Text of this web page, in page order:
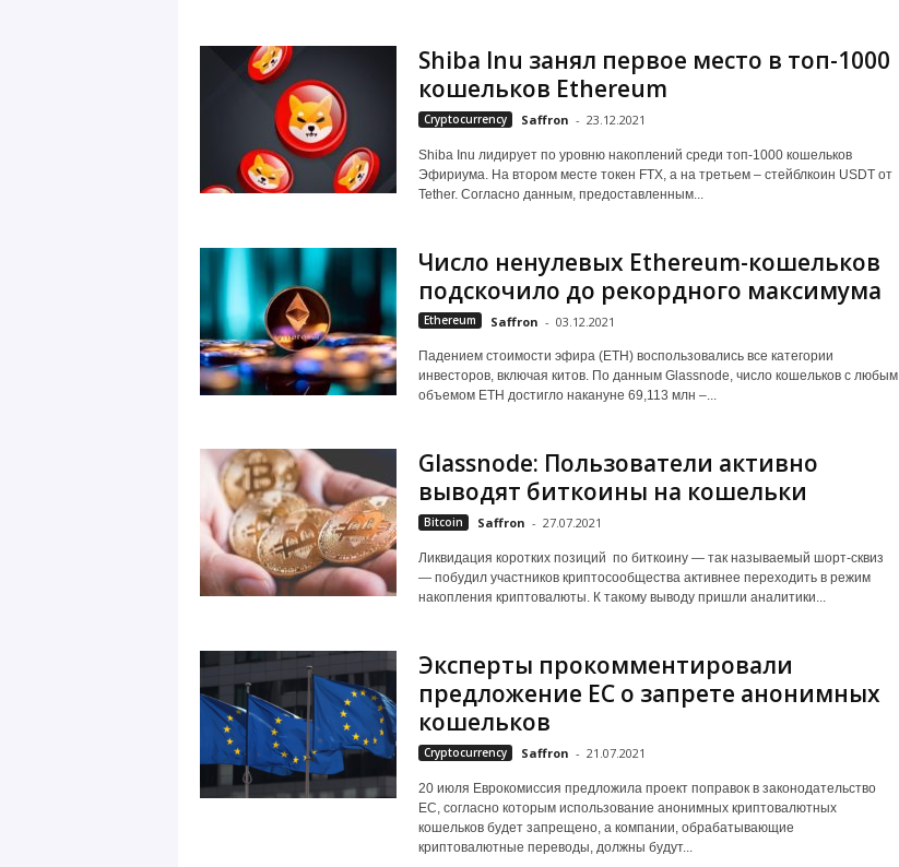
Shiba Inu занял первое место в топ-1000
кошельков Ethereum
Cryptocurrency Saffron - 23.12.2021
Shiba Inu лидирует по уровню накоплений среди топ-1000 кошельков
Эфириума. На втором месте токен FTX, а на третьем – стейблкоин USDT от
Tether. Согласно данным, предоставленным...
Число ненулевых Ethereum-кошельков
подскочило до рекордного максимума
Ethereum Saffron - 03.12.2021
Падением стоимости эфира (ETH) воспользовались все категории
инвесторов, включая китов. По данным Glassnode, число кошельков с любым
объемом ETH достигло накануне 69,113 млн –...
Glassnode: Пользователи активно
выводят биткоины на кошельки
Bitcoin Saffron - 27.07.2021
Ликвидация коротких позиций по биткоину — так называемый шорт-сквиз
— побудил участников криптосообщества активнее переходить в режим
накопления криптовалюты. К такому выводу пришли аналитики...
Эксперты прокомментировали
предложение ЕС о запрете анонимных
кошельков
Cryptocurrency Saffron - 21.07.2021
20 июля Еврокомиссия предложила проект поправок в законодательство
ЕС, согласно которым использование анонимных криптовалютных
кошельков будет запрещено, а компании, обрабатывающие
криптовалютные переводы, должны будут...